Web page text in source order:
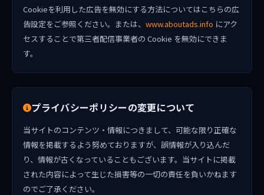
Cookieを利用した広告を無効にする方法についてはこちらの広
告設定をご参照ください。または、 www.aboutads.info にアク
セスすることで第三者配信事業者の Cookie を無効にできま
す。
プライバシーポリシーの変更について
当サイトのコンテンツ・情報につきまして、可能な限り正確な
情報を掲載するよう努めておりますが、誤情報が入り込んだ
り、情報が古くなっていることもございます。当サイトに掲載
された内容によって生じた損害等の一切の責任を負いかねます
のでご了承ください。